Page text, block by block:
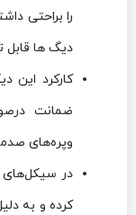
دیگ ها
ضمانت
وپره‌های
در سیکل‌های
کرده و به